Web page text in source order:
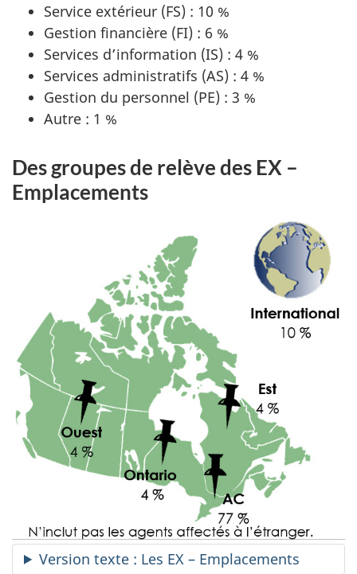
Service extérieur (FS) : 10 %
Gestion financière (FI) : 6 %
Services d’information (IS) : 4 %
Services administratifs (AS) : 4 %
Gestion du personnel (PE) : 3 %
Autre : 1 %
Des groupes de relève des EX –
Emplacements
Version texte : Les EX – Emplacements